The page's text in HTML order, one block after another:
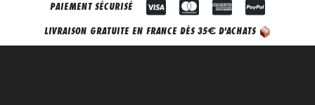
PAIEMENT SÉCURISÉ
LIVRAISON GRATUITE EN FRANCE DÈS 35€ D'ACHATS